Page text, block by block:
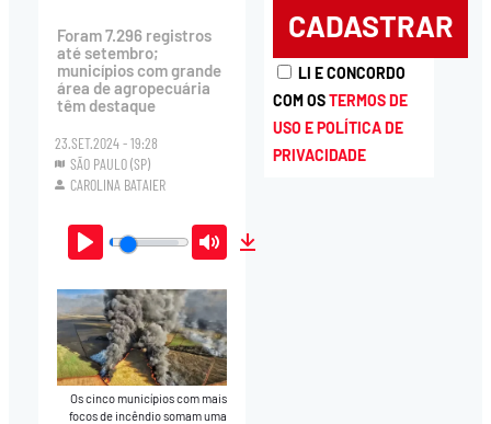
Foram 7.296 registros
até setembro;
municípios com grande
área de agropecuária
têm destaque
23.SET.2024 - 19:28
SÃO PAULO (SP)
CAROLINA BATAIER
Play Mute
Os cinco municípios com mais
focos de incêndio somam uma
LI E CONCORDO
COM OSTERMOS DE
USO E POLÍTICA DE
PRIVACIDADE